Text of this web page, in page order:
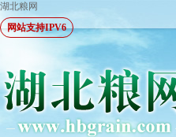
湖北粮网
网站支持IPV6